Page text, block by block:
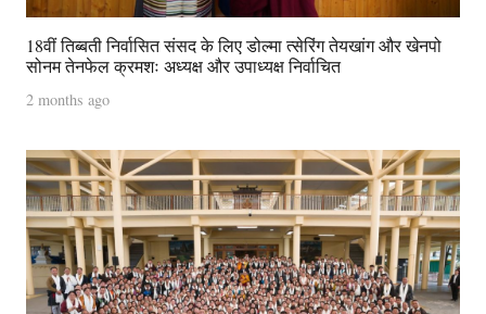
18वीं तिब्बती निर्वासित संसद के लिए डोल्मा त्सेरिंग तेयखांग और खेनपो
सोनम तेनफेल क्रमशः अध्यक्ष और उपाध्यक्ष निर्वाचित
2 months ago